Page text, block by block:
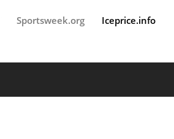
Sportsweek.org Iceprice.info